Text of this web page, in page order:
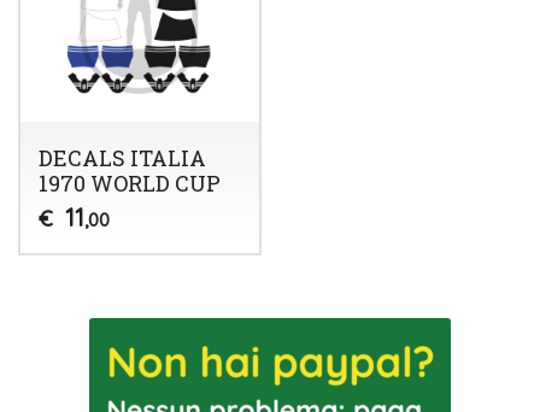
DECALS ITALIA
1970 WORLD CUP
€ 11,00